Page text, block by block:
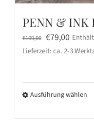
PENN & INK
€109,00
Preis
€109,00
€79,00
Preis
Lieferzeit: ca. 2-3
Ausführung wählen